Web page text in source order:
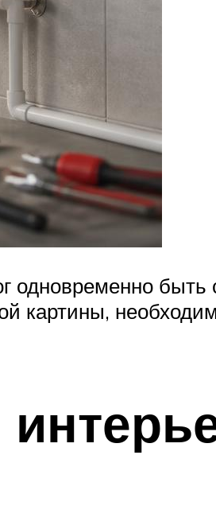
одновременно быть
картины,